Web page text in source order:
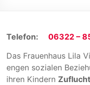
Telefon:06322 –
Das Frauenhaus Lila
engen sozialen
ihren Kindern Zuflucht